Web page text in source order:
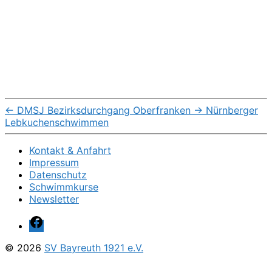
← DMSJ Bezirksdurchgang Oberfranken → Nürnberger
Lebkuchenschwimmen
Kontakt & Anfahrt
Impressum
Datenschutz
Schwimmkurse
Newsletter
Facebook
© 2026 SV Bayreuth 1921 e.V.